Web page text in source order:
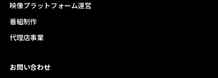
映像プラットフォーム運営
番組制作
代理店事業
お問い合わせ